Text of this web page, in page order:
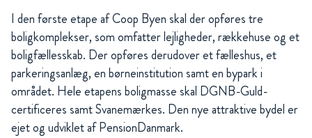
I den første etape af Coop Byen skal der opføres tre
boligkomplekser, som omfatter lejligheder, rækkehuse og et
boligfællesskab. Der opføres derudover et fælleshus, et
parkeringsanlæg, en børneinstitution samt en bypark i
området. Hele etapens boligmasse skal DGNB-Guld-
certificeres samt Svanemærkes. Den nye attraktive bydel er
ejet og udviklet af PensionDanmark.